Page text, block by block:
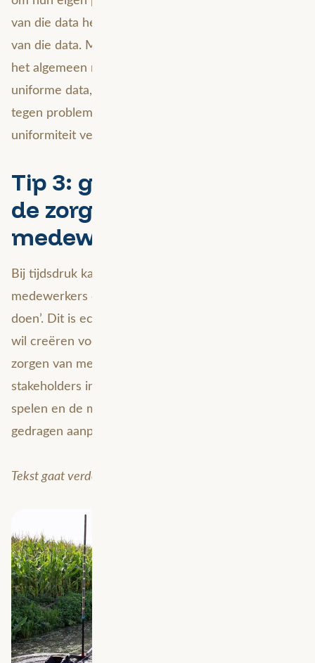
van die data hebben direct belang bij uniformiteit
van die data. Muterende medewerkers hoef je over
het algemeen niet te overtuigen van het belang van
uniforme data, omdat ze in hun dagelijkse werk
tegen problemen aanlopen die door een gebrek aan
uniformiteit veroorzaakt worden.
Tip 3: ga niet voorbij aan
de zorgen van
medewerkers
Bij tijdsdruk kan het verleidelijk zijn om je
medewerkers op te leggen wat ze ‘moeten gaan
doen’. Dit is echter problematisch als je draagvlak
wil creëren voor je plannen. Ga niet voorbij aan de
zorgen van medewerkers. Ga met je interne
stakeholders in gesprek over de problemen die er
spelen en de mogelijke oplossingen. Een breed
gedragen aanpak werkt op de lange termijn beter.
Tekst gaat verder onder de afbeelding.